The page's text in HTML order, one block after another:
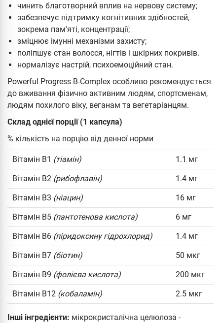
чинить благотворний вплив на нервову систему;
забезпечує підтримку когнітивних здібностей,
зокрема пам'яті, концентрації;
зміцнює імунні механізми захисту;
поліпшує стан волосся, нігтів і шкірних покривів.
нормалізує настрій, психоемоційний стан.
Powerful Progress B-Complex особливо рекомендується
до вживання фізично активним людям, спортсменам,
людям похилого віку, веганам та вегетаріанцям.
Склад однієї порції (1 капсула)
% кількість на порцію від денної норми
Вітамін B1 (тіамін) 1.1 мг
Вітамін B2 (рибофлавін) 1.4 мг
Вітамін B3 (ніацин) 16 мг
Вітамін B5 (пантотенова кислота) 6 мг
Вітамін B6 (піридоксину гідрохлорид) 1.4 мг
Вітамін B7 (біотин) 50 мкг
Вітамін B9 (фолієва кислота) 200 мкг
Вітамін B12 (кобаламін) 2.5 мкг
Інші інгредієнти: мікрокристалічна целюлоза -